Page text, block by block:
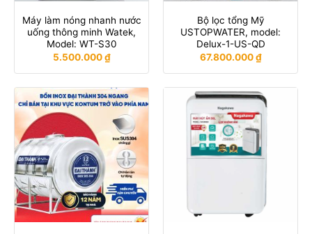
Máy làm nóng nhanh nước
uống thông minh Watek,
Model: WT-S30
5.500.000₫
Bộ lọc tổng Mỹ
USTOPWATER, model:
Delux-1-US-QD
67.800.000₫